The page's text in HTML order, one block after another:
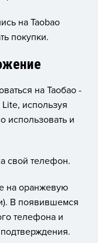
на Taobao
покупки.
на Таобао -
используя
использовать и
свой телефон.
на оранжевую
В появившемся
телефона и